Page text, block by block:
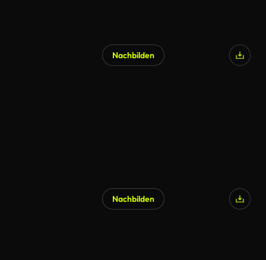
Nachbilden
Nachbilden